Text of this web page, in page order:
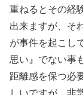
重ねるとその経
出来ますが、そ
が事件を起こし
思い』でない事
距離感を保つ必
しいですが、非